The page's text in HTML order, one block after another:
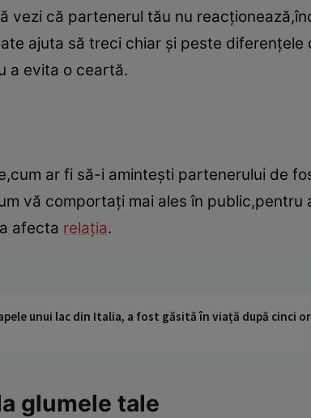
vezi că partenerul tău nu
ajuta să treci chiar şi peste diferenţele
a evita o ceartă.
ar fi să-i aminteşti partenerului de
vă comportaţi mai ales în
afecta relaţia.
unui lac din Italia, a fost găsită în viață după cinci
glumele tale